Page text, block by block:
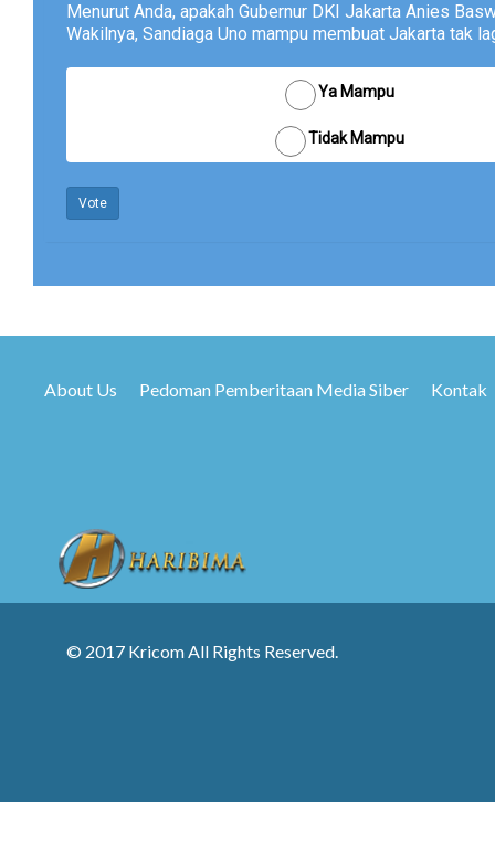
Menurut Anda, apakah Gubernur DKI Jakarta Anies
Wakilnya, Sandiaga Uno mampu membuat Jakarta tak
Ya Mampu
Tidak Mampu
Vote
About Us Pedoman Pemberitaan Media Siber Kontak
© 2017 Kricom All Rights Reserved.